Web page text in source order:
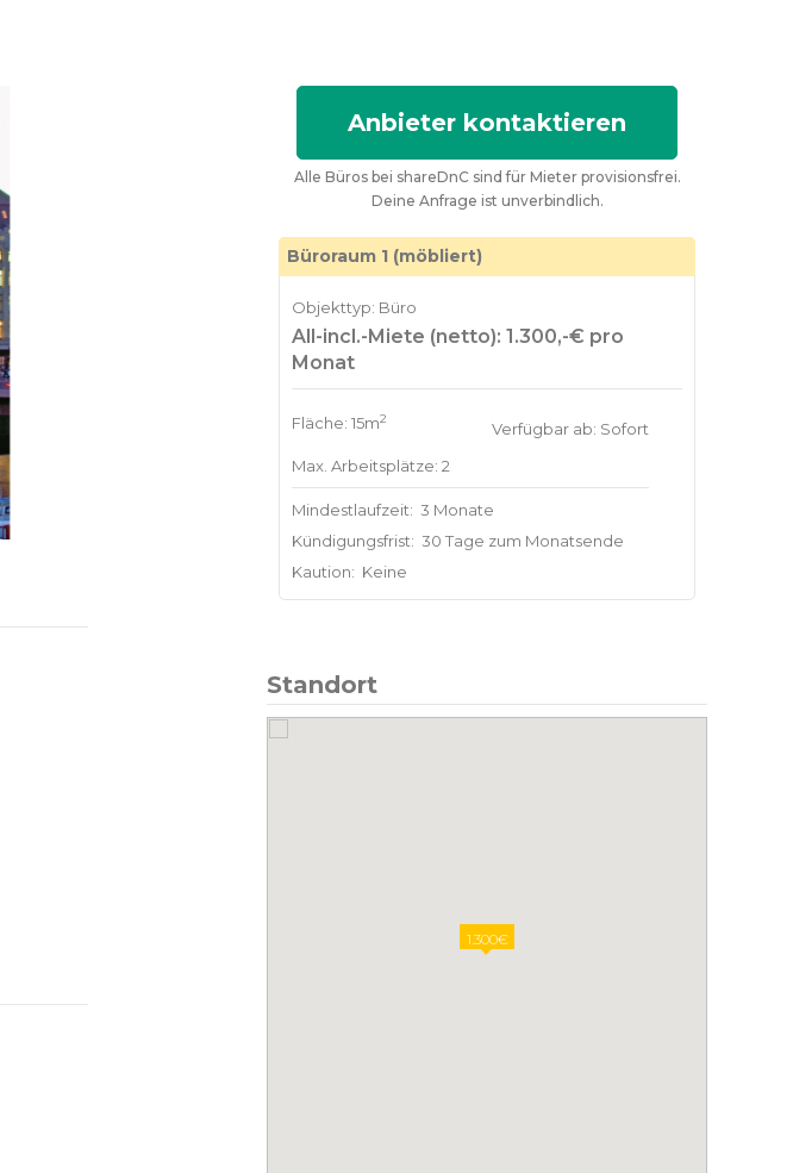
Anbieter kontaktieren
Alle Büros bei shareDnC sind für Mieter provisionsfrei.
Deine Anfrage ist unverbindlich.
Büroraum 1 (möbliert)
Objekttyp: Büro
All-incl.-Miete (netto): 1.300,-€ pro
Monat
Fläche: 15m2
Max. Arbeitsplätze: 2
Verfügbar ab: Sofort
Mindestlaufzeit: 3 Monate
Kündigungsfrist: 30 Tage zum Monatsende
Kaution: Keine
Standort
1.300€